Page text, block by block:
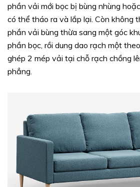
phần vải mới bọc bị bùng nhùng
có thể tháo ra và lắp lại. Còn không
phần vải bùng thừa sang một góc
phần bọc, rồi dung dao rạch một
ghép 2 mép vải tại chỗ rạch chồng
phẳng.